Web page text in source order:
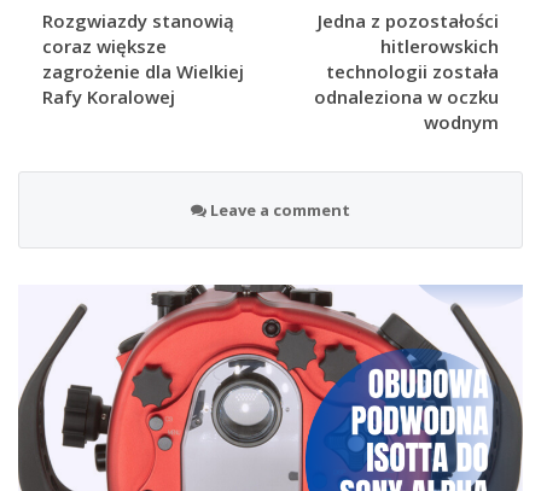
Rozgwiazdy stanowią
coraz większe
zagrożenie dla Wielkiej
Rafy Koralowej
Jedna z pozostałości
hitlerowskich
technologii została
odnaleziona w oczku
wodnym
Leave a comment